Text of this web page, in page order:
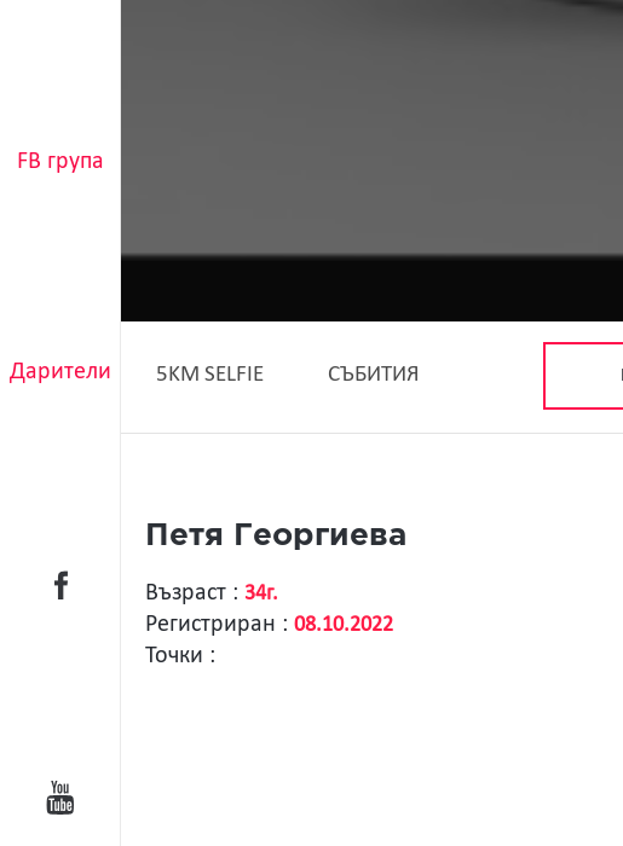
FB група
Дарители 5KM SELFIE СЪБИТИЯ
Петя Георгиева
Възраст : 34г.
Регистриран : 08.10.2022
Точки :